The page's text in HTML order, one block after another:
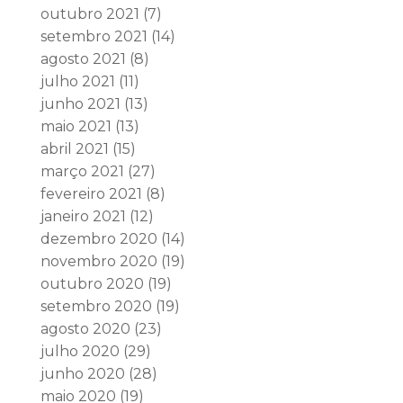
outubro 2021 (7)
setembro 2021 (14)
agosto 2021 (8)
julho 2021 (11)
junho 2021 (13)
maio 2021 (13)
abril 2021 (15)
março 2021 (27)
fevereiro 2021 (8)
janeiro 2021 (12)
dezembro 2020 (14)
novembro 2020 (19)
outubro 2020 (19)
setembro 2020 (19)
agosto 2020 (23)
julho 2020 (29)
junho 2020 (28)
maio 2020 (19)